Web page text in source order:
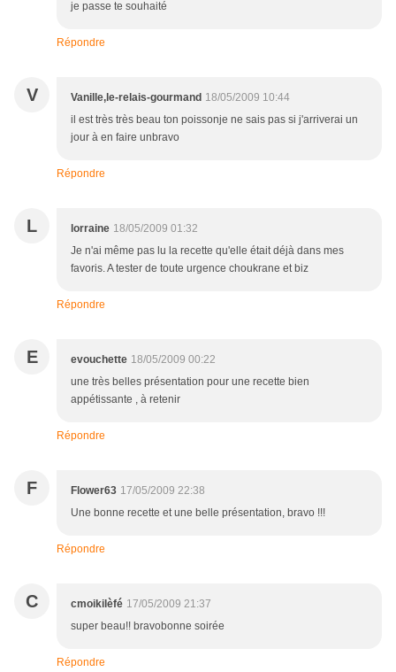
je passe te souhaité
Répondre
V Vanille,le-relais-gourmand 18/05/2009 10:44
il est très très beau ton poissonje ne sais pas si j'arriverai un
jour à en faire unbravo
Répondre
L lorraine 18/05/2009 01:32
Je n'ai même pas lu la recette qu'elle était déjà dans mes
favoris. A tester de toute urgence choukrane et biz
Répondre
E evouchette 18/05/2009 00:22
une très belles présentation pour une recette bien
appétissante , à retenir
Répondre
F Flower63 17/05/2009 22:38
Une bonne recette et une belle présentation, bravo !!!
Répondre
C cmoikilèfé 17/05/2009 21:37
super beau!! bravobonne soirée
Répondre